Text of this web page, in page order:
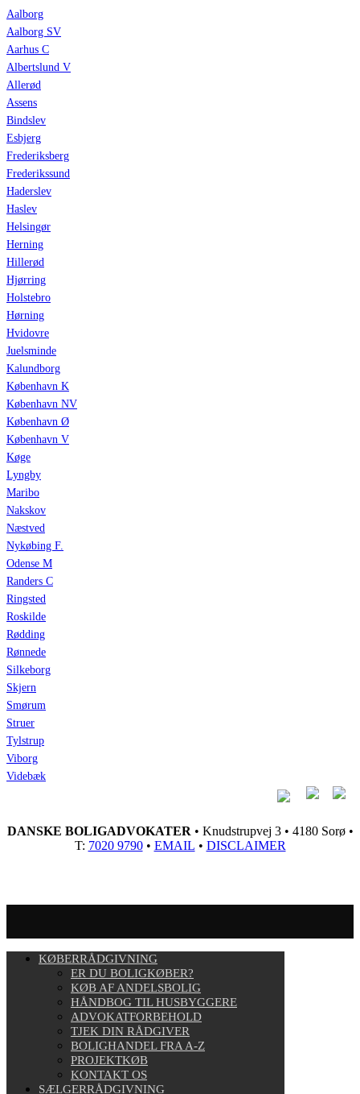
Aalborg
Aalborg SV
Aarhus C
Albertslund V
Allerød
Assens
Bindslev
Esbjerg
Frederiksberg
Frederikssund
Haderslev
Haslev
Helsingør
Herning
Hillerød
Hjørring
Holstebro
Hørning
Hvidovre
Juelsminde
Kalundborg
København K
København NV
København Ø
København V
Køge
Lyngby
Maribo
Nakskov
Næstved
Nykøbing F.
Odense M
Randers C
Ringsted
Roskilde
Rødding
Rønnede
Silkeborg
Skjern
Smørum
Struer
Tylstrup
Viborg
Videbæk
DANSKE BOLIGADVOKATER • Knudstrupvej 3 • 4180 Sorø •
T: 7020 9790• EMAIL • DISCLAIMER
KØBERRÅDGIVNING
ER DU BOLIGKØBER?
KØB AF ANDELSBOLIG
HÅNDBOG TIL HUSBYGGERE
ADVOKATFORBEHOLD
TJEK DIN RÅDGIVER
BOLIGHANDEL FRA A-Z
PROJEKTKØB
KONTAKT OS
SÆLGERRÅDGIVNING